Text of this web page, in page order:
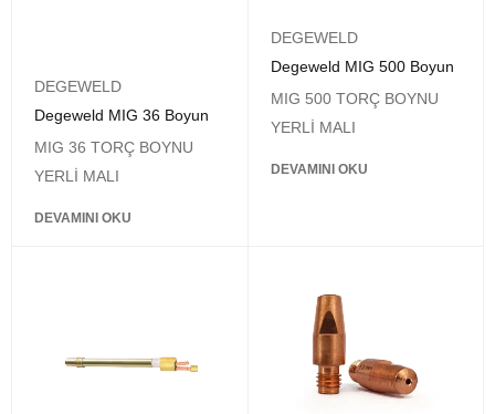
DEGEWELD
Degeweld MIG 36 Boyun
MIG 36 TORÇ BOYNU
YERLİ MALI
DEVAMINI OKU
DEGEWELD
Degeweld MIG 500 Boyun
MIG 500 TORÇ BOYNU
YERLİ MALI
DEVAMINI OKU